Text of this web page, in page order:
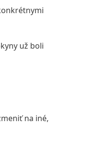
už boli
na iné,